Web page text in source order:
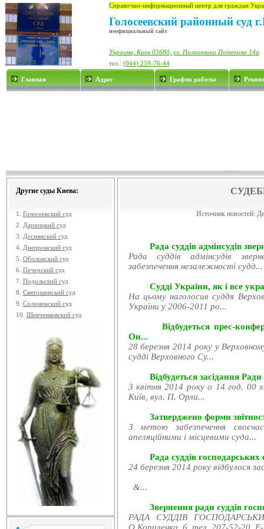
Справочно-информационный центр для граждан
Голосеевский районный суд
неофициальный сайт
Украина, Киев 03680, ул. Полковника Потехина 14а
тел.: (044) 259-76-44
Главная Адрес График работы
Другие суды Киева:
1. Голосеевский суд
2.
Дарницкий суд
3.
Деснянский суд
4. Днепровский суд
5. Оболонский суд
6. Печерский суд
7. Подольский суд
8. Святошинский суд
9. Соломенский суд
10. Шевченковский суд
Источник новостей:
Рада суддів адмінсудів
Рада суддів адмінсудів
забезпечення незалежності судд...
Судді України, як і все
На цьому наголосив суддя
України у 2006-2011 ро...
Відбудеться прес-
Он...
28 березня 2014 року у
судді Верховного Су...
Відбудеться засідання
3 квітня 2014 року о 14 год. 00
Київ, вул. П. Орли...
Затверджено форми
З метою забезпечення
апеляційними і місцевими суда...
Рада суддів господарських
24 березня 2014 року відбулося
&...
Звернення ради суддів
РАДА СУДДІВ